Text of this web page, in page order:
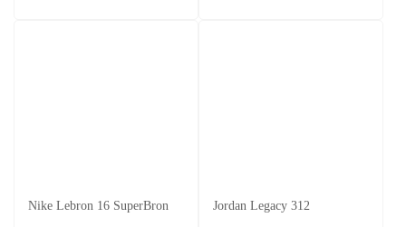
Nike Lebron 16 SuperBron Jordan Legacy 312